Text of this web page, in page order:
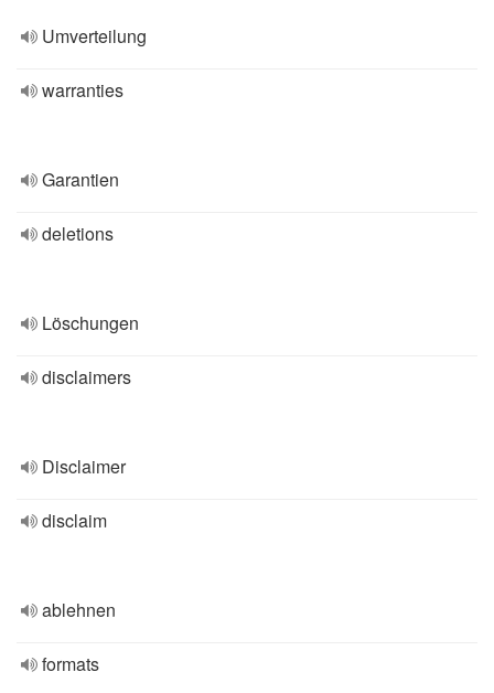
Umverteilung
warranties
Garantien
deletions
Löschungen
disclaimers
Disclaimer
disclaim
ablehnen
formats